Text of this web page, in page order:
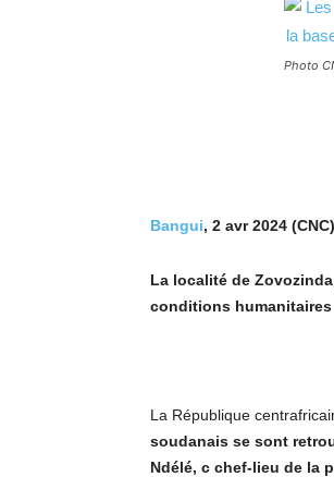
Photo
Bangui, 2 avr 2024 (CNC)
La localité de
conditions
La République
soudanais se sont
Ndélé, c chef-lieu de la